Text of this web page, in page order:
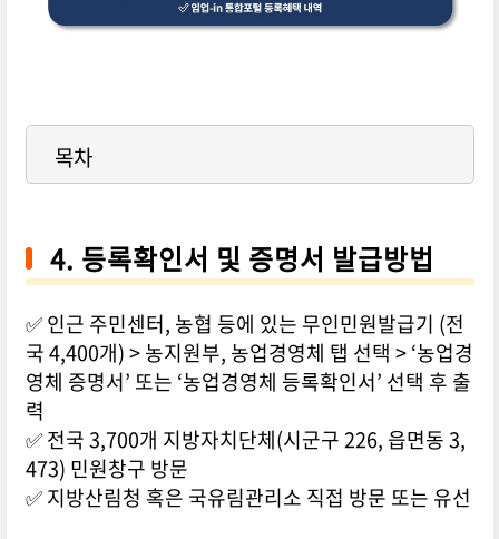
목차
4. 등록확인서 및 증명서 발급방법
✅ 인근 주민센터, 농협 등에 있는 무인민원발급기 (전
국 4,400개) > 농지원부, 농업경영체 탭 선택 > ‘농업경
영체 증명서’ 또는 ‘농업경영체 등록확인서’ 선택 후 출
력
✅ 전국 3,700개 지방자치단체(시군구 226, 읍면동 3,
473) 민원창구 방문
✅ 지방산림청 혹은 국유림관리소 직접 방문 또는 유선